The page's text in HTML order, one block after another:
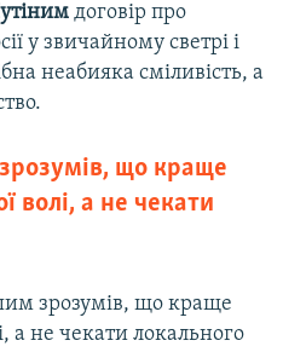
договір про
у звичайному светрі і
неабияка сміливість, а
що краще
волі, а не чекати
зрозумів, що краще
а не чекати локального